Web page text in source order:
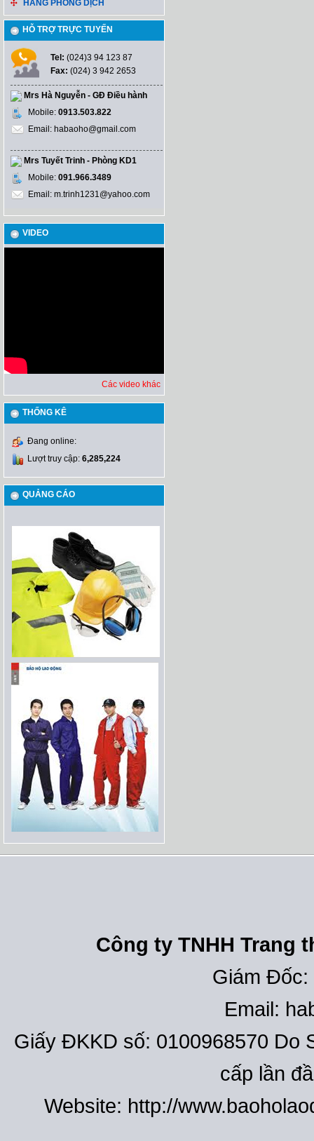
HÀNG PHÒNG DỊCH
HỖ TRỢ TRỰC TUYẾN
Tel: (024)3 94 123 87
Fax: (024) 3 942 2653
Mrs Hà Nguyễn - GĐ Điều hành
Mobile: 0913.503.822
Email: habaoho@gmail.com
Mrs Tuyết Trinh - Phòng KD1
Mobile: 091.966.3489
Email: m.trinh1231@yahoo.com
VIDEO
Các video khác
THỐNG KÊ
Đang online:
Lượt truy cập: 6,285,224
QUẢNG CÁO
Công ty TNHH Trang
Giám Đốc:
Email:
Giấy ĐKKD số: 0100968570 Do
cấp lần
Website: http://